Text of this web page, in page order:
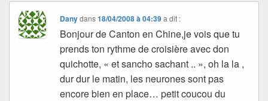
Danydans18/04/2008 à 04:39 a dit :
Bonjour de Canton en Chine,je vois que tu
prends ton rythme de croisière avec don
quichotte, « et sancho sachant .. », oh la la ,
dur dur le matin, les neurones sont pas
encore bien en place… petit coucou du